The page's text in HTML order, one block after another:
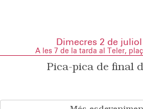
Dimecres 2 de juliol
A les 7 de la tarda al Teler,
Pica-pica de final